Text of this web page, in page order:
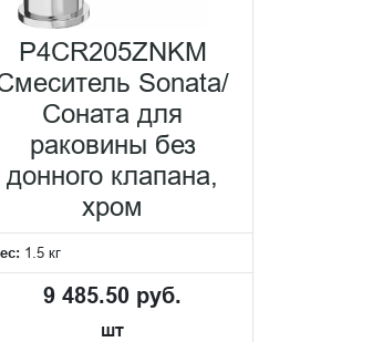
P4CR205ZNKM
Sonata/
Соната для
раковины без
донного клапана,
хром
1.5 кг
9 485.50 руб.
шт